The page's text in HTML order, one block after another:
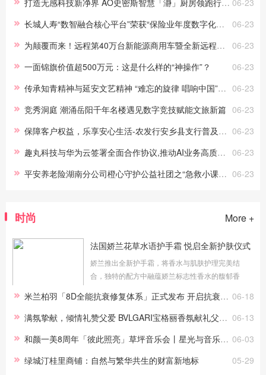
家正式为智慧养老产业按下“加速键”，引发了国内外
的广泛关注。 近年来...
06-23
长城人寿“数智融合核心平台”荣获“保险业年度数字化转型典型案例”
06-23
为颠覆而来！远程第40万台新能源商用车暨全新远程星享V7E首台下线
06-23
一面锦旗价值超500万元：这是什么样的“神操作”？
06-23
传承知青精神与延安文艺精神 “难忘的旋律 唱响中国”演出活动在惠买集团圆满举办
06-23
竞秀洞庭 潮涌岳阳千年名楼遇见数字竞技赋能文旅新篇
06-23
保障客户权益，乐享安心生活-农发行安乡县支行普及金融知识万里行活动亮点纷呈
06-23
趣丸科技与华为云签署全面合作协议,推动AI业务高质量发展
06-23
平安养老险湖南分公司橙心守护公益社团之“急救小课堂”活动
时尚 More +
法国娇兰花草水语护手霜 悦启全新护肤仪式
娇兰推出全新护手霜，将香水与肌肤护理完美结
合，独特的配方中融蕴娇兰标志性香水的馥郁香
淡香水、玫瑰玫瑰香型淡香水与沁绿玫瑰香型淡香
水首次与护手霜相结合，配...
06-18
米兰柏羽「8D全能抗衰修复体系」正式发布 开启抗衰新纪元
06-13
满氛挚献，倾情礼赞父爱 BVLGARI宝格丽香氛献礼父亲节
06-03
和颜一美8周年「彼此照亮」草坪音乐会丨星光与音乐交织的璀璨之夜
05-29
绿城汀桂里商铺：自然与繁华共生的财富新地标